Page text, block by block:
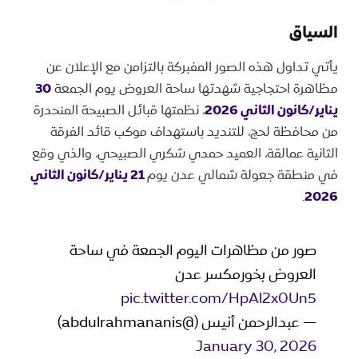
السياق
يأتي تداول هذه الصور المفبركة بالتزامن مع الإعلان عن
مظاهرة احتجاجية شهدتها ساحة العروض يوم الجمعة30
يناير/كانون الثاني 2026
، نظمتها قبائل الصبيحة المنحدرة
من محافظة لحج، للتنديد باستهداف موكب قائد الفرقة
الثانية عمالقة، العميد حمدي شكري الصبيحي، والذي وقع
في منطقة جعولة شمالي عدن يوم
21 يناير/كانون الثاني
2026
.
صور من مظاهرات اليوم الجمعة في ساحة
العروض بخورمكسر عدن
pic.twitter.com/HpAl2x0Un5
— عبدالرحمن أنيس (@abdulrahmananis)
January 30, 2026